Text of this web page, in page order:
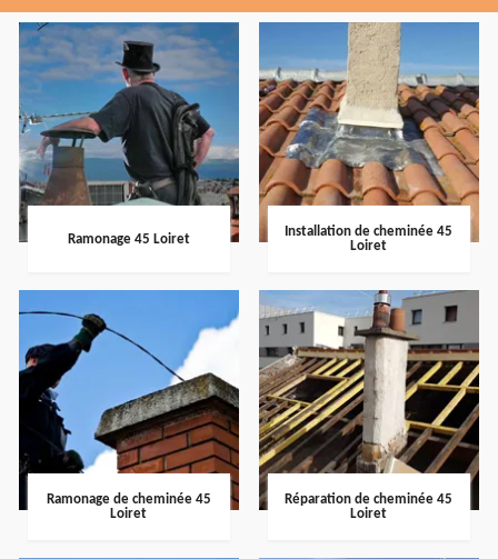
Ramonage 45 Loiret
Installation de cheminée 45
Loiret
Ramonage de cheminée 45
Loiret
Réparation de cheminée 45
Loiret